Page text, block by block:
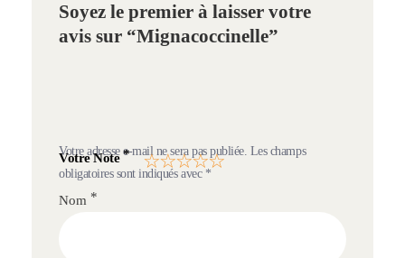
Soyez le premier à laisser votre
avis sur “Mignacoccinelle”
Votre adresse e-mail ne sera pas publiée. Les champs
obligatoires sont indiqués avec *
Nom *
Votre Note*